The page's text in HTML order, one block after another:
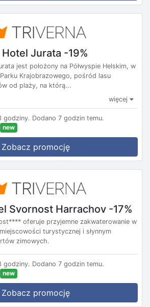
Jurata -19%
jest położony na Półwyspie Helskim, w
Krajobrazowego, pośród lasu
od plaży, na którą...
więcej
godziny. Dodano 7 godzin temu.
new
Zobacz promocję
Svornost Harrachov -17%
oferuje przyjemne zakwaterowanie w
turystycznej i słynnym
zimowych.
godziny. Dodano 7 godzin temu.
new
Zobacz promocję